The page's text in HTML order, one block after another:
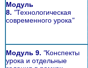
Модуль
8. "Технологическая
современного урока"
Модуль 9. "Конспекты
урока и отдельные